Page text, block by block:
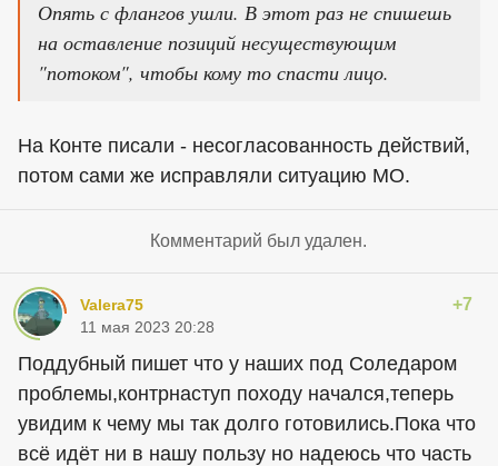
Опять с флангов ушли. В этот раз не спишешь
на оставление позиций несуществующим
"потоком", чтобы кому то спасти лицо.
На Конте писали - несогласованность действий,
потом сами же исправляли ситуацию МО.
Комментарий был удален.
Valera75 +7
11 мая 2023 20:28
Поддубный пишет что у наших под Соледаром
проблемы,контрнаступ походу начался,теперь
увидим к чему мы так долго готовились.Пока что
всё идёт ни в нашу пользу но надеюсь что часть